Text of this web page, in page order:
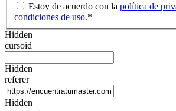
Estoy de acuerdo con la política de
condiciones de uso.*
Hidden
cursoid
Hidden
referer
Hidden